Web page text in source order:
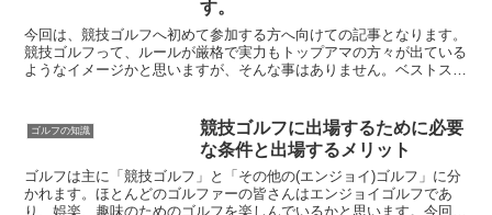
す。
今回は、競技ゴルフへ初めて参加する方へ向けての記事となります。
競技ゴルフって、ルールが厳格で実力もトップアマの方々が出ている
ようなイメージかと思いますが、そんな事はありません。ベストスコ
ゴルフの知識
競技ゴルフに出場するために必要
な条件と出場するメリット
ゴルフは主に「競技ゴルフ」と「その他の(エンジョイ)ゴルフ」に分
かれます。ほとんどのゴルファーの皆さんはエンジョイゴルフであ
り、娯楽、趣味のためのゴルフを楽しんでいるかと思います。今回は